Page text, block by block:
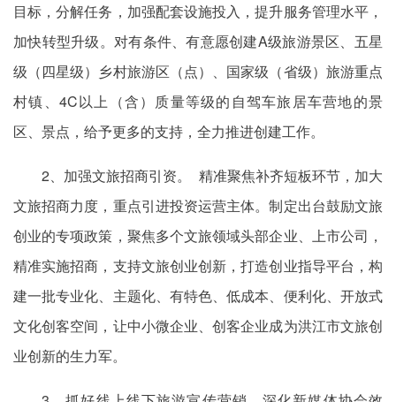
目标，分解任务，加强配套设施投入，提升服务管理水平，
加快转型升级。对有条件、有意愿创建A级旅游景区、五星
级（四星级）乡村旅游区（点）、国家级（省级）旅游重点
村镇、4C以上（含）质量等级的自驾车旅居车营地的景
区、景点，给予更多的支持，全力推进创建工作。
2、加强文旅招商引资。 精准聚焦补齐短板环节，加大
文旅招商力度，重点引进投资运营主体。制定出台鼓励文旅
创业的专项政策，聚焦多个文旅领域头部企业、上市公司，
精准实施招商，支持文旅创业创新，打造创业指导平台，构
建一批专业化、主题化、有特色、低成本、便利化、开放式
文化创客空间，让中小微企业、创客企业成为洪江市文旅创
业创新的生力军。